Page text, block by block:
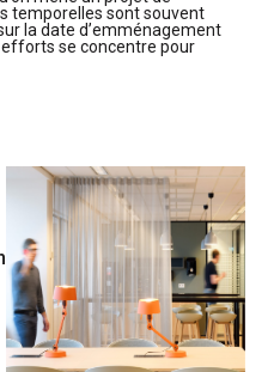
temporelles sont souvent
la date d’emménagement
efforts se concentre pour